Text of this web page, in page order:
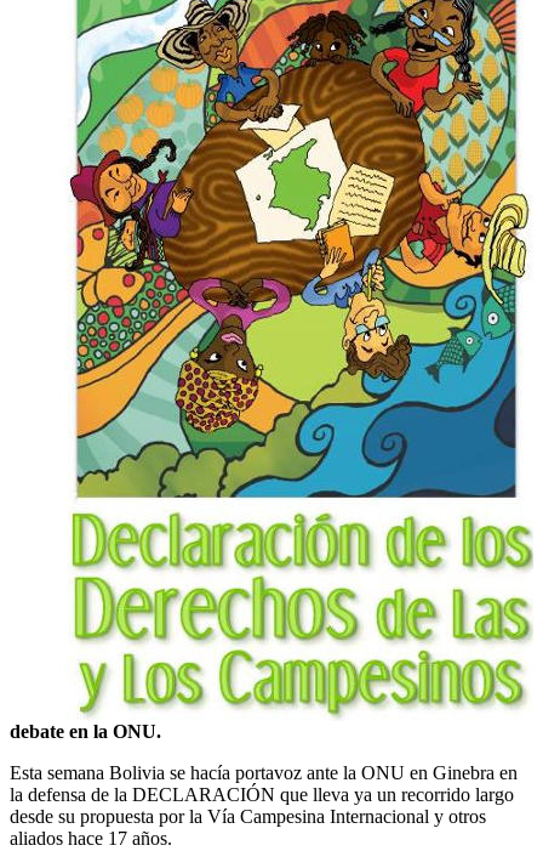
debate en la ONU.
Esta semana Bolivia se hacía portavoz ante la ONU en Ginebra en
la defensa de la DECLARACIÓN que lleva ya un recorrido largo
desde su propuesta por la Vía Campesina Internacional y otros
aliados hace 17 años.